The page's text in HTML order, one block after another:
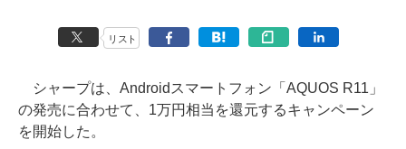
リスト
シャープは、Androidスマートフォン「AQUOS R11」
の発売に合わせて、1万円相当を還元するキャンペーン
を開始した。